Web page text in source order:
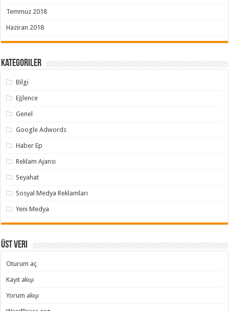
Temmuz 2018
Haziran 2018
Kategoriler
Bilgi
Eğlence
Genel
Google Adwords
Haber Ep
Reklam Ajansı
Seyahat
Sosyal Medya Reklamları
Yeni Medya
Üst veri
Oturum aç
Kayıt akışı
Yorum akışı